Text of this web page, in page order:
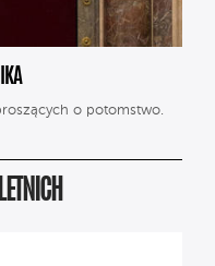
o potomstwo.